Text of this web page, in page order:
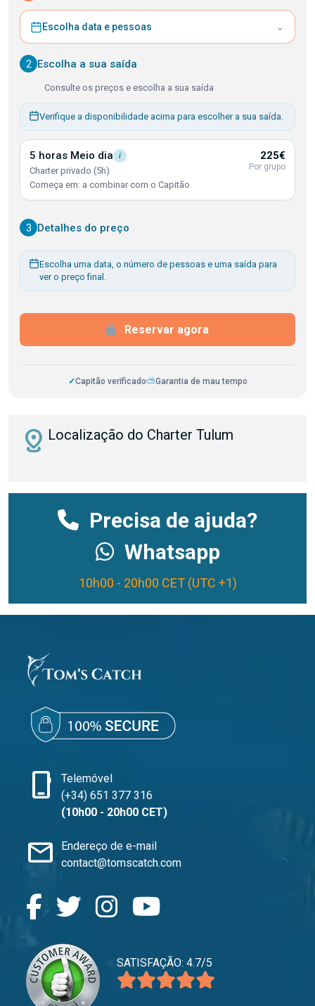
Escolha data e pessoas ⌄
2 Escolha a sua saída
Consulte os preços e escolha a sua saída
Verifique a disponibilidade acima para escolher a sua saída.
5 horas Meio dia i
Charter privado (5h)
Começa em: a combinar com o Capitão
225€
Por grupo
3 Detalhes do preço
Escolha uma data, o número de pessoas e uma saída para
ver o preço final.
Reservar agora
✓Capitão verificado⛅Garantia de mau tempo
distance Localização do Charter Tulum
Precisa de ajuda?
Whatsapp
10h00 - 20h00 CET (UTC +1)
phone_iphone
Telemóvel
(+34) 651 377 316
(10h00 - 20h00 CET)
mail
Endereço de e-mail
contact@tomscatch.com
SATISFAÇÃO: 4.7/5